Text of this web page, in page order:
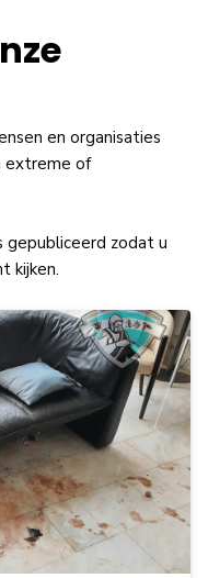
en organisaties
extreme of
gepubliceerd zodat u
kijken.